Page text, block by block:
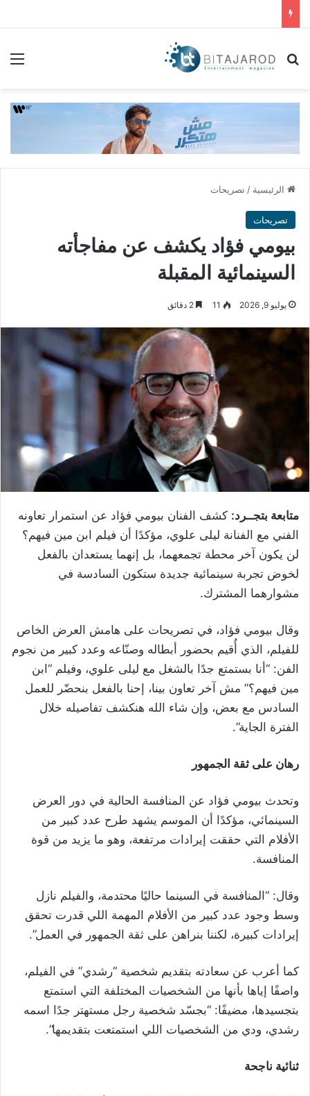
بحث عن
الرئيسية / تصريحات
تصريحات
بيومي فؤاد يكشف عن مفاجأته
السينمائية المقبلة
يوليو 9, 2026 11
متابعة بتجــرد: كشف الفنان بيومي فؤاد عن استمرار تعاونه
الفني مع الفنانة ليلى علوي، مؤكدًا أن فيلم ابن مين فيهم؟
لن يكون آخر محطة تجمعهما، بل إنهما يستعدان بالفعل
لخوض تجربة سينمائية جديدة ستكون السادسة في
مشوارهما المشترك.
وقال بيومي فؤاد، في تصريحات على هامش العرض الخاص
للفيلم، الذي أُقيم بحضور أبطاله وصنّاعه وعدد كبير من نجوم
الفن: “أنا بستمتع جدًا بالشغل مع ليلى علوي، وفيلم “ابن
مين فيهم؟” مش آخر تعاون بينا، إحنا بالفعل بنحضّر للعمل
السادس مع بعض، وإن شاء الله هنكشف تفاصيله خلال
الفترة الجاية”.
رهان على ثقة الجمهور
وتحدث بيومي فؤاد عن المنافسة الحالية في دور العرض
السينمائي، مؤكدًا أن الموسم يشهد طرح عدد كبير من
الأفلام التي حققت إيرادات مرتفعة، وهو ما يزيد من قوة
المنافسة.
وقال: “المنافسة في السينما حاليًا محتدمة، والفيلم نازل
وسط وجود عدد كبير من الأفلام المهمة اللي قدرت تحقق
إيرادات كبيرة، لكننا بنراهن على ثقة الجمهور في العمل”.
كما أعرب عن سعادته بتقديم شخصية “رشدي” في الفيلم،
واصفًا إياها بأنها من الشخصيات المختلفة التي استمتع
بتجسيدها، مضيفًا: “بجسّد شخصية رجل مستهتر جدًا اسمه
رشدي، ودي من الشخصيات اللي استمتعت بتقديمها”.
ثنائية ناجحة